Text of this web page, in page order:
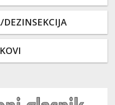
DEZINSEKCIJA